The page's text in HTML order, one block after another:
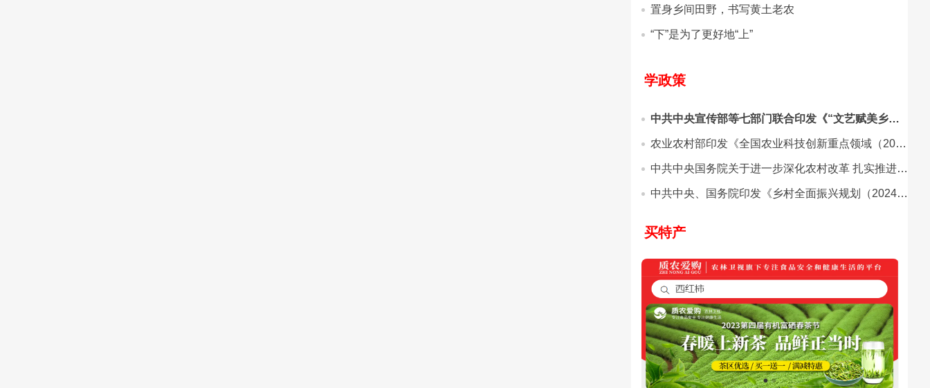
置身乡间田野，书写黄土老农
“下”是为了更好地“上”
学政策
中共中央宣传部等七部门联合印发《“文艺赋美乡村”工作方案（2025—2027年）》
农业农村部印发《全国农业科技创新重点领域（2024–2028年）》
中共中央国务院关于进一步深化农村改革 扎实推进乡村全面振兴的意见
中共中央、国务院印发《乡村全面振兴规划（2024—2027年）》
买特产